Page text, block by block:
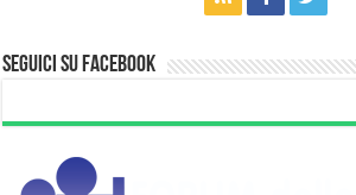
Seguici su Facebook